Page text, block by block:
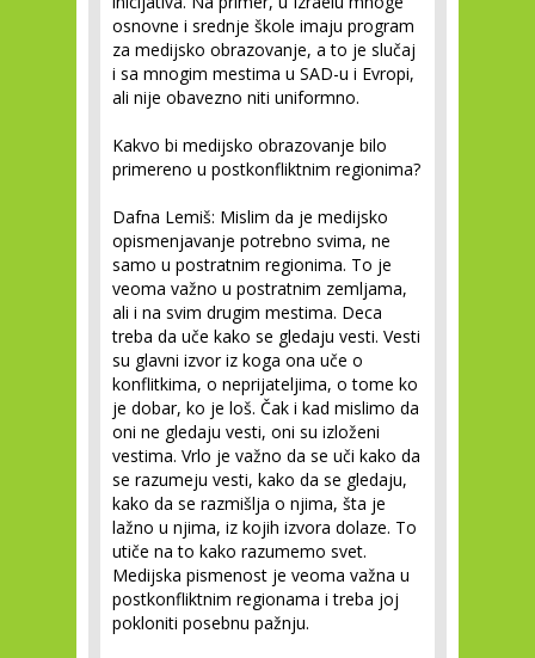
osnovne i srednje škole imaju program
za medijsko obrazovanje, a to je slučaj
i sa mnogim mestima u SAD-u i Evropi,
ali nije obavezno niti uniformno.
Kakvo bi medijsko obrazovanje bilo
primereno u postkonfliktnim regionima?
Dafna Lemiš: Mislim da je medijsko
opismenjavanje potrebno svima, ne
samo u postratnim regionima. To je
veoma važno u postratnim zemljama,
ali i na svim drugim mestima. Deca
treba da uče kako se gledaju vesti. Vesti
su glavni izvor iz koga ona uče o
konflitkima, o neprijateljima, o tome ko
je dobar, ko je loš. Čak i kad mislimo da
oni ne gledaju vesti, oni su izloženi
vestima. Vrlo je važno da se uči kako da
se razumeju vesti, kako da se gledaju,
kako da se razmišlja o njima, šta je
lažno u njima, iz kojih izvora dolaze. To
utiče na to kako razumemo svet.
Medijska pismenost je veoma važna u
postkonfliktnim regionama i treba joj
pokloniti posebnu pažnju.